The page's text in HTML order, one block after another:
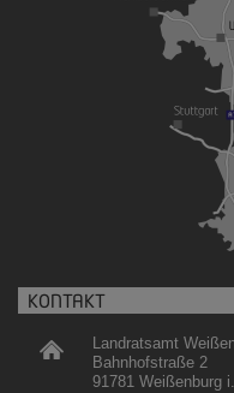
KONTAKT
Landratsamt
Bahnhofstraße 2
91781 Weißenburg